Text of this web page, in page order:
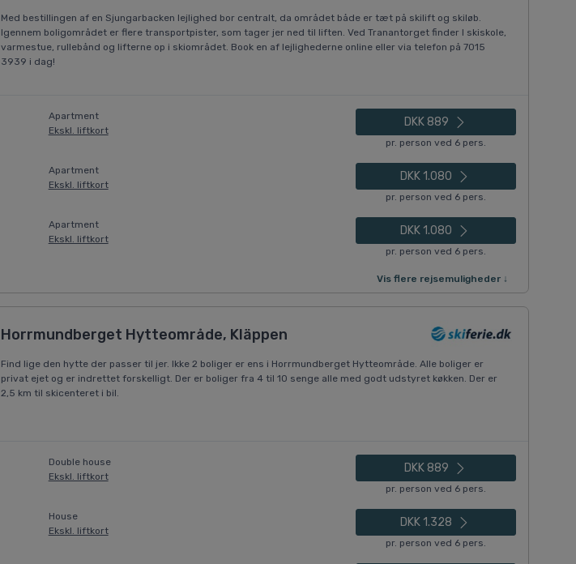
Med bestillingen af en Sjungarbacken lejlighed bor centralt, da området både er tæt på skilift og skiløb.
Igennem boligområdet er flere transportpister, som tager jer ned til liften. Ved Tranantorget finder I skiskole,
varmestue, rullebånd og lifterne op i skiområdet. Book en af lejlighederne online eller via telefon på 7015
3939 i dag!
Apartment
Ekskl. liftkort
DKK 889
pr. person ved 6 pers.
Apartment
Ekskl. liftkort
DKK 1.080
pr. person ved 6 pers.
Apartment
Ekskl. liftkort
DKK 1.080
pr. person ved 6 pers.
Vis flere rejsemuligheder ↓
Horrmundberget Hytteområde, Kläppen
Find lige den hytte der passer til jer. Ikke 2 boliger er ens i Horrmundberget Hytteområde. Alle boliger er
privat ejet og er indrettet forskelligt. Der er boliger fra 4 til 10 senge alle med godt udstyret køkken. Der er
2,5 km til skicenteret i bil.
Double house
Ekskl. liftkort
DKK 889
pr. person ved 6 pers.
House
Ekskl. liftkort
DKK 1.328
pr. person ved 6 pers.